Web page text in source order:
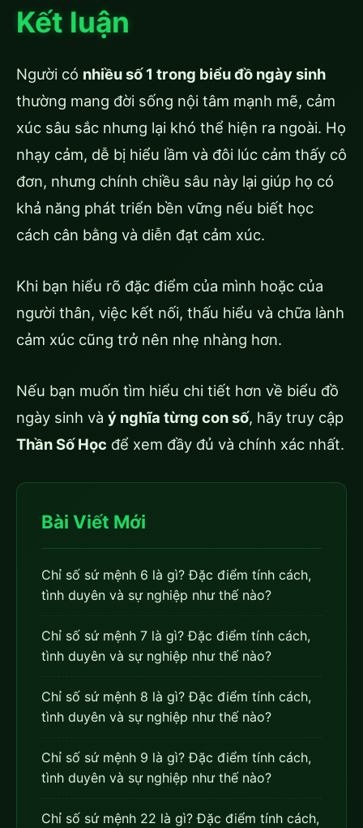
Kết luận
Người có nhiều số 1 trong biểu đồ ngày sinh
thường mang đời sống nội tâm mạnh mẽ, cảm
xúc sâu sắc nhưng lại khó thể hiện ra ngoài. Họ
nhạy cảm, dễ bị hiểu lầm và đôi lúc cảm thấy cô
đơn, nhưng chính chiều sâu này lại giúp họ có
khả năng phát triển bền vững nếu biết học
cách cân bằng và diễn đạt cảm xúc.
Khi bạn hiểu rõ đặc điểm của mình hoặc của
người thân, việc kết nối, thấu hiểu và chữa lành
cảm xúc cũng trở nên nhẹ nhàng hơn.
Nếu bạn muốn tìm hiểu chi tiết hơn về biểu đồ
ngày sinh và ý nghĩa từng con số, hãy truy cập
Thần Số Học để xem đầy đủ và chính xác nhất.
Bài Viết Mới
Chỉ số sứ mệnh 6 là gì? Đặc điểm tính cách,
tình duyên và sự nghiệp như thế nào?
Chỉ số sứ mệnh 7 là gì? Đặc điểm tính cách,
tình duyên và sự nghiệp như thế nào?
Chỉ số sứ mệnh 8 là gì? Đặc điểm tính cách,
tình duyên và sự nghiệp như thế nào?
Chỉ số sứ mệnh 9 là gì? Đặc điểm tính cách,
tình duyên và sự nghiệp như thế nào?
Chỉ số sứ mệnh 22 là gì? Đặc điểm tính cách,